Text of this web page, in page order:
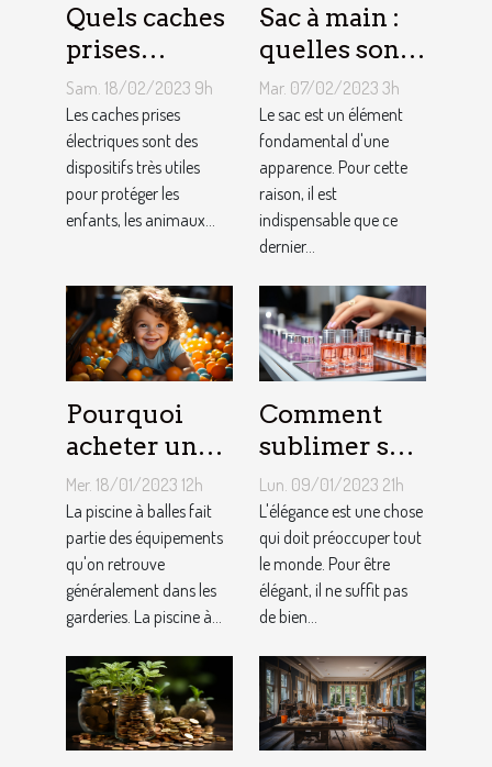
Quels caches
prises
électriques
choisir ?
Sam. 18/02/2023 9h
Les caches prises
électriques sont des
dispositifs très utiles
pour protéger les
enfants, les animaux...
Sac à main :
quelles sont
les astuces
pour faire un
choix
approprié ?
Mar. 07/02/2023 3h
Le sac est un élément
fondamental d'une
apparence. Pour cette
raison, il est
indispensable que ce
dernier...
Pourquoi
acheter une
piscine à
balles à son
bébé ?
Mer. 18/01/2023 12h
La piscine à balles fait
partie des équipements
qu'on retrouve
généralement dans les
garderies. La piscine à...
Comment
sublimer ses
ongles ?
Lun. 09/01/2023 21h
L'élégance est une chose
qui doit préoccuper tout
le monde. Pour être
élégant, il ne suffit pas
de bien...